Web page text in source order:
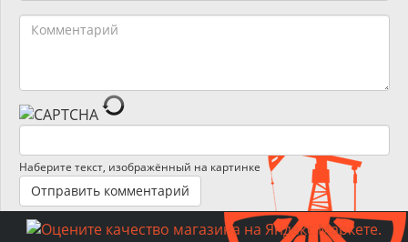
Наберите текст, изображённый на картинке